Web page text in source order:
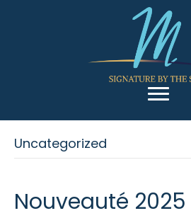
Uncategorized
Nouveauté 2025